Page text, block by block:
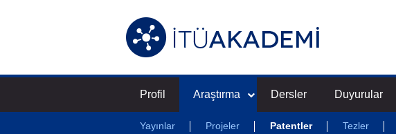
Profil Araştırma
Yayınlar Projeler Patentler Tezler
Dersler Duyurular